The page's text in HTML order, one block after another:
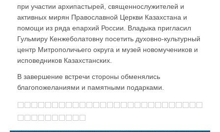
при участии архипастырей, священнослужителей и
активных мирян Православной Церкви Казахстана и
помощи из ряда епархий России. Владыка пригласил
Гульмиру Кенжеболатовну посетить духовно-культурный
центр Митрополичьего округа и музей новомучеников и
исповедников Казахстанских.
В завершение встречи стороны обменялись
благопожеланиями и памятными подарками.